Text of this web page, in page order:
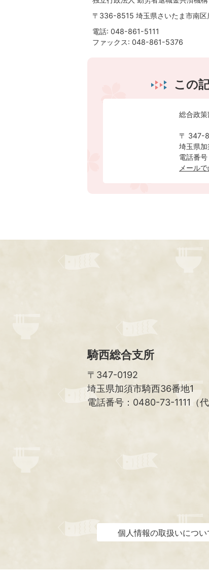
〒336-8515 埼玉県さいたま市南
電話: 048-861-5111
ファックス: 048-861-5376
この
総合政
〒 347-
埼玉県加
電話番
メール
騎西総合支所
〒347-0192
埼玉県加須市騎西36番地1
電話番号：0480-73-1111（代
個人情報の取扱いについ